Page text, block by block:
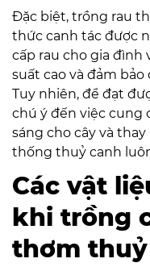
Đặc biệt, trồng rau
thức canh tác được
cấp rau cho gia đình
suất cao và đảm
Tuy nhiên, để đạt
chú ý đến việc cung
sáng cho cây và
thống thuỷ canh
Các vật
khi trồng
thơm